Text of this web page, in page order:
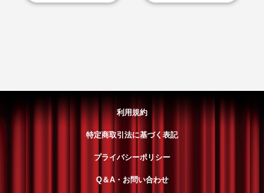
利用規約
特定商取引法に基づく表記
プライバシーポリシー
Q＆A・お問い合わせ